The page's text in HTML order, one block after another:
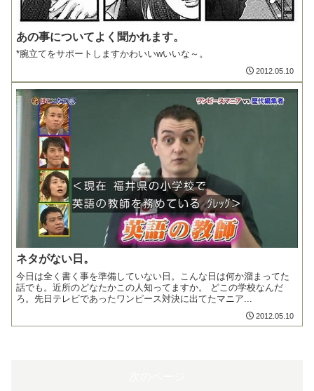
あの事についてよく聞かれます。
*腕立てをサポートしますかわいいwいいな～。
2012.05.10
ネタがない日。
今日は全く書く事を準備していない日。こんな日は何か溜まってた
話でも。近所のどなたかこの人知ってますか。 どこの学校なんだ
ろ。先日テレビであったワンピース対決に出てたマニア...
2012.05.10